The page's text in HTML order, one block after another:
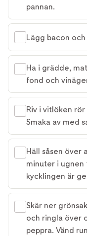
pannan.
Lägg bacon
Ha i grädde,
fond och
Riv i vitlöken
Smaka av med
Häll såsen över
minuter i
kycklingen är
Skär ner
och ringla över
peppra. Vänd